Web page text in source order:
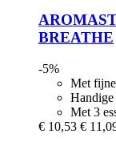
BREATHE
-5%
Met
Met 3
€ 10,53 €